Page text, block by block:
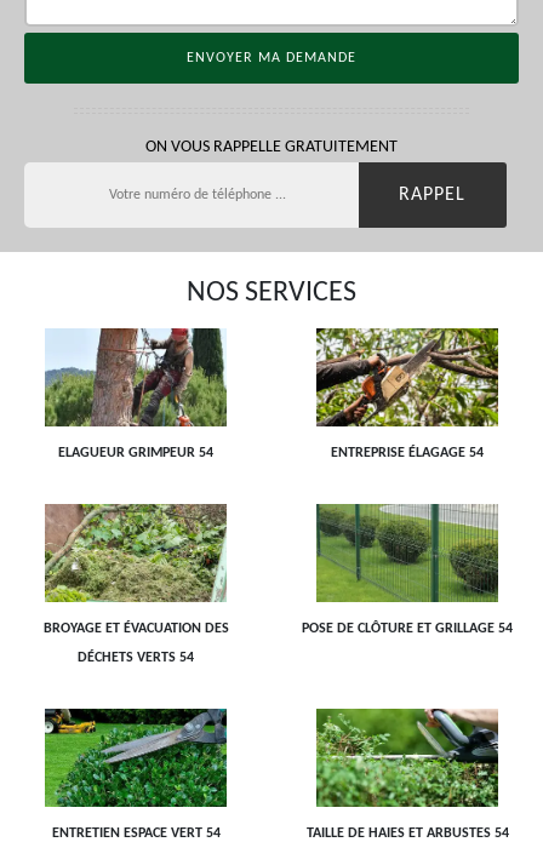
ON VOUS RAPPELLE GRATUITEMENT
NOS SERVICES
ELAGUEUR GRIMPEUR 54 ENTREPRISE ÉLAGAGE 54
BROYAGE ET ÉVACUATION DES
DÉCHETS VERTS 54
POSE DE CLÔTURE ET GRILLAGE 54
ENTRETIEN ESPACE VERT 54 TAILLE DE HAIES ET ARBUSTES 54